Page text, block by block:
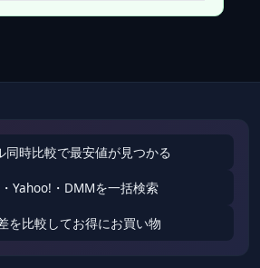
同時比較で最安値が見つかる
Yahoo!・DMMを一括検索
を比較してお得にお買い物